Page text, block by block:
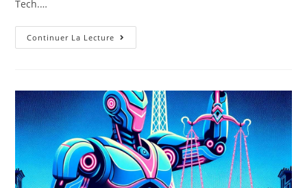
Tech.…
Continuer La Lecture Mike
Krieger
Rejoint
Anthropic